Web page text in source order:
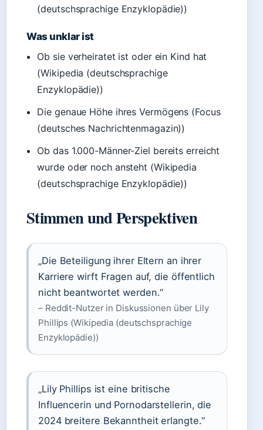
(deutschsprachige Enzyklopädie))
Was unklar ist
Ob sie verheiratet ist oder ein Kind hat
(Wikipedia (deutschsprachige
Enzyklopädie))
Die genaue Höhe ihres Vermögens (Focus
(deutsches Nachrichtenmagazin))
Ob das 1.000-Männer-Ziel bereits erreicht
wurde oder noch ansteht (Wikipedia
(deutschsprachige Enzyklopädie))
Stimmen und Perspektiven
„Die Beteiligung ihrer Eltern an ihrer
Karriere wirft Fragen auf, die öffentlich
nicht beantwortet werden.“
– Reddit-Nutzer in Diskussionen über Lily
Phillips (Wikipedia (deutschsprachige
Enzyklopädie))
„Lily Phillips ist eine britische
Influencerin und Pornodarstellerin, die
2024 breitere Bekanntheit erlangte.“